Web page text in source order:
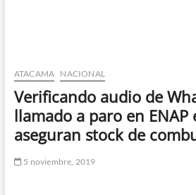
ATACAMA NACIONAL
Verificando audio de
llamado a paro en ENAP
aseguran stock de
5 noviembre, 2019